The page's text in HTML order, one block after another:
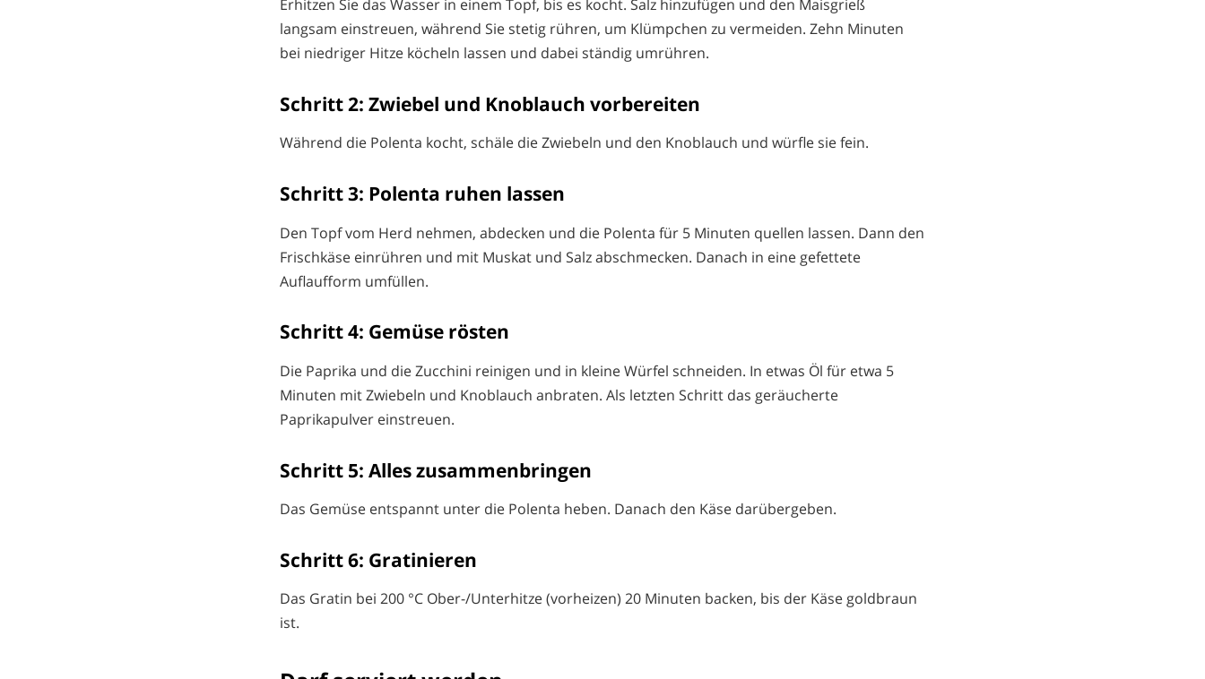
Erhitzen Sie das Wasser in einem Topf, bis es kocht. Salz hinzufügen und den Maisgrieß
langsam einstreuen, während Sie stetig rühren, um Klümpchen zu vermeiden. Zehn Minuten
bei niedriger Hitze köcheln lassen und dabei ständig umrühren.
Schritt 2: Zwiebel und Knoblauch vorbereiten
Während die Polenta kocht, schäle die Zwiebeln und den Knoblauch und würfle sie fein.
Schritt 3: Polenta ruhen lassen
Den Topf vom Herd nehmen, abdecken und die Polenta für 5 Minuten quellen lassen. Dann den
Frischkäse einrühren und mit Muskat und Salz abschmecken. Danach in eine gefettete
Auflaufform umfüllen.
Schritt 4: Gemüse rösten
Die Paprika und die Zucchini reinigen und in kleine Würfel schneiden. In etwas Öl für etwa 5
Minuten mit Zwiebeln und Knoblauch anbraten. Als letzten Schritt das geräucherte
Paprikapulver einstreuen.
Schritt 5: Alles zusammenbringen
Das Gemüse entspannt unter die Polenta heben. Danach den Käse darübergeben.
Schritt 6: Gratinieren
Das Gratin bei 200 °C Ober-/Unterhitze (vorheizen) 20 Minuten backen, bis der Käse goldbraun
ist.